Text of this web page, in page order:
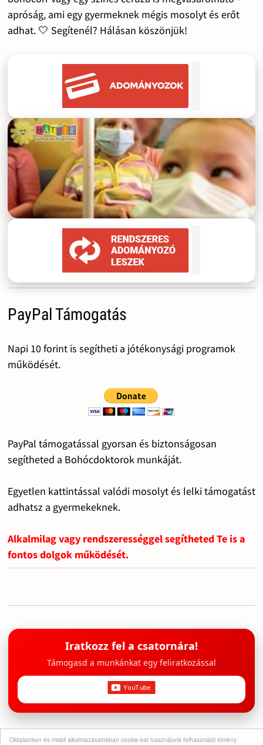
Oldalainkon és mobil alkalmazásainkban cookie-kat használunk felhasználói élmény
apróság, ami egy gyermeknek mégis mosolyt és erőt
adhat. 🤍 Segítenél? Hálásan köszönjük!
PayPal Támogatás
Napi 10 forint is segítheti a jótékonysági programok
működését.
PayPal támogatással gyorsan és biztonságosan
segítheted a Bohócdoktorok munkáját.
Egyetlen kattintással valódi mosolyt és lelki támogatást
adhatsz a gyermekeknek.
Alkalmilag vagy rendszerességgel segítheted Te is a
fontos dolgok működését.
Iratkozz fel a csatornára!
Támogasd a munkánkat egy feliratkozással